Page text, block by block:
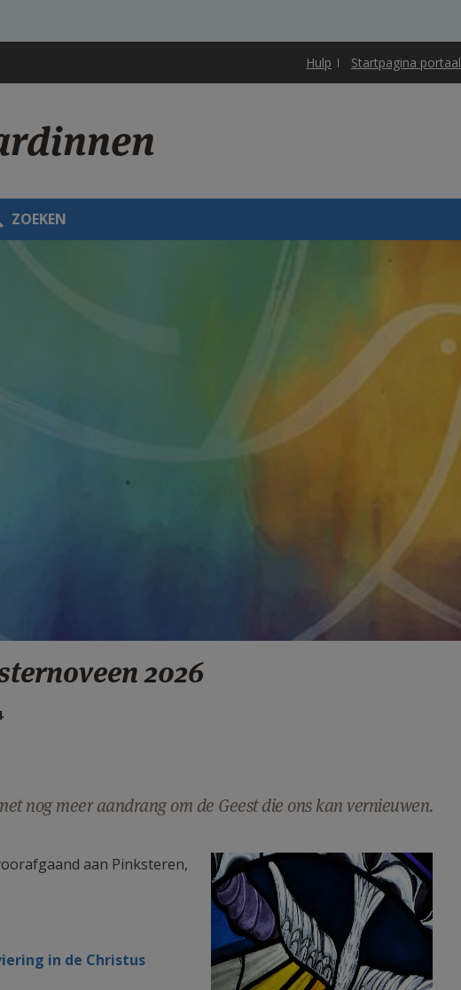
Hulp Startpagina portaal
ZOEKEN
2026
nog meer aandrang om de Geest die ons kan vernieuwen.
aan Pinksteren,
in de Christus